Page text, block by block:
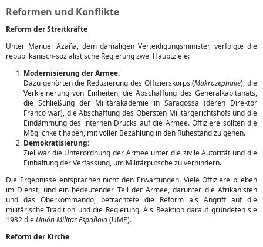
Reformen und Konflikte
Reform der Streitkräfte
Unter Manuel Azaña, dem damaligen Verteidigungsminister, verfolgte die
republikanisch-sozialistische Regierung zwei Hauptziele:
Modernisierung der Armee:
Dazu gehörten die Reduzierung des Offizierskorps (Makrozephalie), die
Verkleinerung von Einheiten, die Abschaffung des Generalkapitanats,
die Schließung der Militärakademie in Saragossa (deren Direktor
Franco war), die Abschaffung des Obersten Militärgerichtshofs und die
Eindämmung des internen Drucks auf die Armee. Offiziere sollten die
Möglichkeit haben, mit voller Bezahlung in den Ruhestand zu gehen.
Demokratisierung:
Ziel war die Unterordnung der Armee unter die zivile Autorität und die
Einhaltung der Verfassung, um Militärputsche zu verhindern.
Die Ergebnisse entsprachen nicht den Erwartungen. Viele Offiziere blieben
im Dienst, und ein bedeutender Teil der Armee, darunter die Afrikanisten
und das Oberkommando, betrachtete die Reform als Angriff auf die
militärische Tradition und die Regierung. Als Reaktion darauf gründeten sie
1932 die Unión Militar Española(UME).
Reform der Kirche